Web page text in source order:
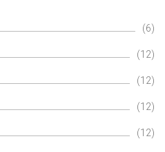
(6)
(12)
(12)
(12)
(12)